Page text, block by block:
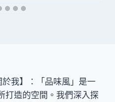
我】：「品味風」是一
打造的空間。我們深入探